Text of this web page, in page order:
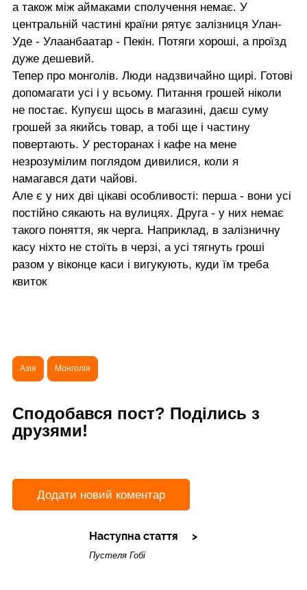
а також між аймаками сполучення немає. У
центральній частині країни рятує залізниця Улан-
Уде - Улаанбаатар - Пекін. Потяги хороші, а проїзд
дуже дешевий.
Тепер про монголів. Люди надзвичайно щирі. Готові
допомагати усі і у всьому. Питання грошей ніколи
не постає. Купуєш щось в магазині, даєш суму
грошей за якийсь товар, а тобі ще і частину
повертають. У ресторанах і кафе на мене
незрозумілим поглядом дивилися, коли я
намагався дати чайові.
Але є у них дві цікаві особливості: перша - вони усі
постійно сякають на вулицях. Друга - у них немає
такого поняття, як черга. Наприклад, в залізничну
касу ніхто не стоїть в черзі, а усі тягнуть гроші
разом у віконце каси і вигукують, куди їм треба
квиток
Азія Монголія
Сподобався пост? Поділись з
друзями!
Додати новий коментар
Наступна стаття
Пустеля Гобі